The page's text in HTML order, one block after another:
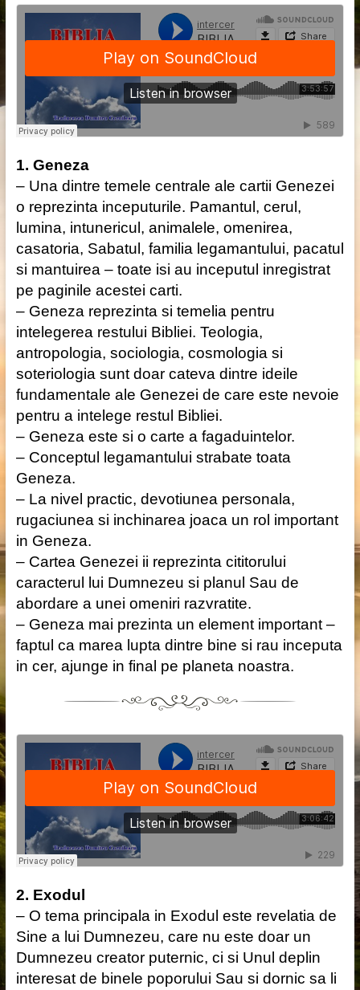
1. Geneza
– Una dintre temele centrale ale cartii Genezei
o reprezinta inceputurile. Pamantul, cerul,
lumina, intunericul, animalele, omenirea,
casatoria, Sabatul, familia legamantului, pacatul
si mantuirea – toate isi au inceputul inregistrat
pe paginile acestei carti.
– Geneza reprezinta si temelia pentru
intelegerea restului Bibliei. Teologia,
antropologia, sociologia, cosmologia si
soteriologia sunt doar cateva dintre ideile
fundamentale ale Genezei de care este nevoie
pentru a intelege restul Bibliei.
– Geneza este si o carte a fagaduintelor.
– Conceptul legamantului strabate toata
Geneza.
– La nivel practic, devotiunea personala,
rugaciunea si inchinarea joaca un rol important
in Geneza.
– Cartea Genezei ii reprezinta cititorului
caracterul lui Dumnezeu si planul Sau de
abordare a unei omeniri razvratite.
– Geneza mai prezinta un element important –
faptul ca marea lupta dintre bine si rau inceputa
in cer, ajunge in final pe planeta noastra.
2. Exodul
– O tema principala in Exodul este revelatia de
Sine a lui Dumnezeu, care nu este doar un
Dumnezeu creator puternic, ci si Unul deplin
interesat de binele poporului Sau si dornic sa li